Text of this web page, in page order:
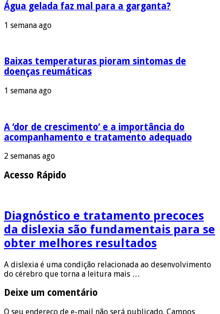
Água gelada faz mal para a garganta?
1 semana ago
Baixas temperaturas pioram sintomas de
doenças reumáticas
1 semana ago
A ‘dor de crescimento’ e a importância do
acompanhamento e tratamento adequado
2 semanas ago
Acesso Rápido
Diagnóstico e tratamento precoces
da dislexia são fundamentais para se
obter melhores resultados
A dislexia é uma condição relacionada ao desenvolvimento
do cérebro que torna a leitura mais …
Deixe um comentário
O seu endereço de e-mail não será publicado. Campos